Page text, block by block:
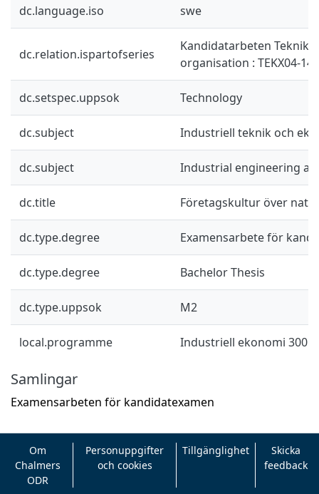
dc.language.iso swe
dc.relation.ispartofseries
Kandidatarbeten
organisation : TEKX04-
dc.setspec.uppsok Technology
dc.subject Industriell teknik och
dc.subject Industrial engineering
dc.title Företagskultur över
dc.type.degree Examensarbete för
dc.type.degree Bachelor Thesis
dc.type.uppsok M2
local.programme Industriell ekonomi 300
Samlingar
Examensarbeten för kandidatexamen
Om
Chalmers
ODR
Personuppgifter
och cookies
Tillgänglighet
Skicka
feedback